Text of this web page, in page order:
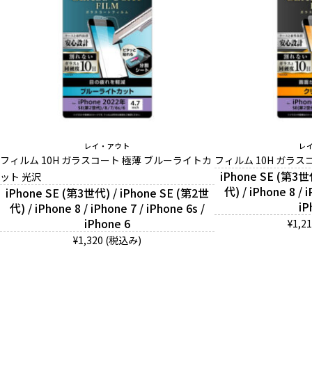
レイ・アウト
フィルム 10H ガラスコート 極薄 ブルーライトカ
ット 光沢
iPhone SE (第3世代) / iPhone SE (第2世
代) / iPhone 8 / iPhone 7 / iPhone 6s /
iPhone 6
¥1,320 (税込み)
レ
フィルム 10H ガラス
iPhone SE (第3
代) / iPhone 8 /